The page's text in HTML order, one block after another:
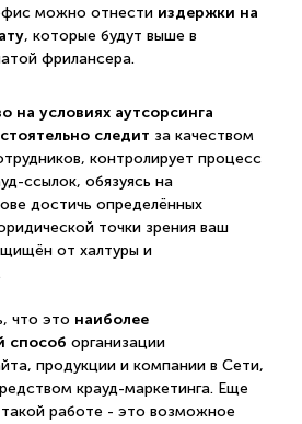
можно отнести издержки на
, которые будут выше в
фрилансера.
на условиях аутсорсинга
следит за качеством
контролирует процесс
ссылок, обязуясь на
достичь определённых
точки зрения ваш
от халтуры и
что это наиболее
способ организации
продукции и компании в Сети,
крауд-маркетинга. Еще
работе - это возможное